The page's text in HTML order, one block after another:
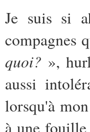
Je suis si
compagnes
quoi? »,
aussi
lorsqu'à
à une